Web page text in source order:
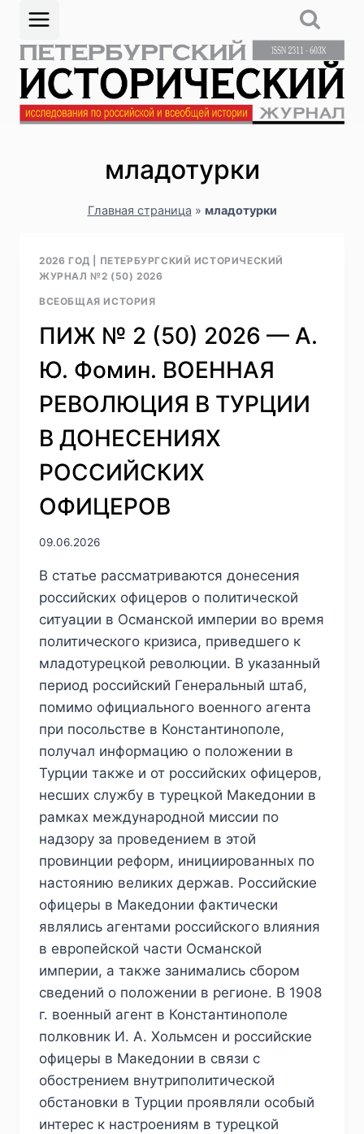
Перейти
содержимому
младотурки
Главная страница » младотурки
2026 ГОД
ПЕТЕРБУРГСКИЙ ИСТОРИЧЕСКИЙ
ЖУРНАЛ №2 (50) 2026
ВСЕОБЩАЯ ИСТОРИЯ
ПИЖ № 2 (50) 2026 — А.
Ю. Фомин. ВОЕННАЯ
РЕВОЛЮЦИЯ В ТУРЦИИ
В ДОНЕСЕНИЯХ
РОССИЙСКИХ
ОФИЦЕРОВ
09.06.2026
В статье рассматриваются донесения
российских офицеров о политической
ситуации в Османской империи во время
политического кризиса, приведшего к
младотурецкой революции. В указанный
период российский Генеральный штаб,
помимо официального военного агента
при посольстве в Константинополе,
получал информацию о положении в
Турции также и от российских офицеров,
несших службу в турецкой Македонии в
рамках международной миссии по
надзору за проведением в этой
провинции реформ, инициированных по
настоянию великих держав. Российские
офицеры в Македонии фактически
являлись агентами российского влияния
в европейской части Османской
империи, а также занимались сбором
сведений о положении в регионе. В 1908
г. военный агент в Константинополе
полковник И. А. Хольмсен и российские
офицеры в Македонии в связи с
обострением внутриполитической
обстановки в Турции проявляли особый
интерес к настроениям в турецкой